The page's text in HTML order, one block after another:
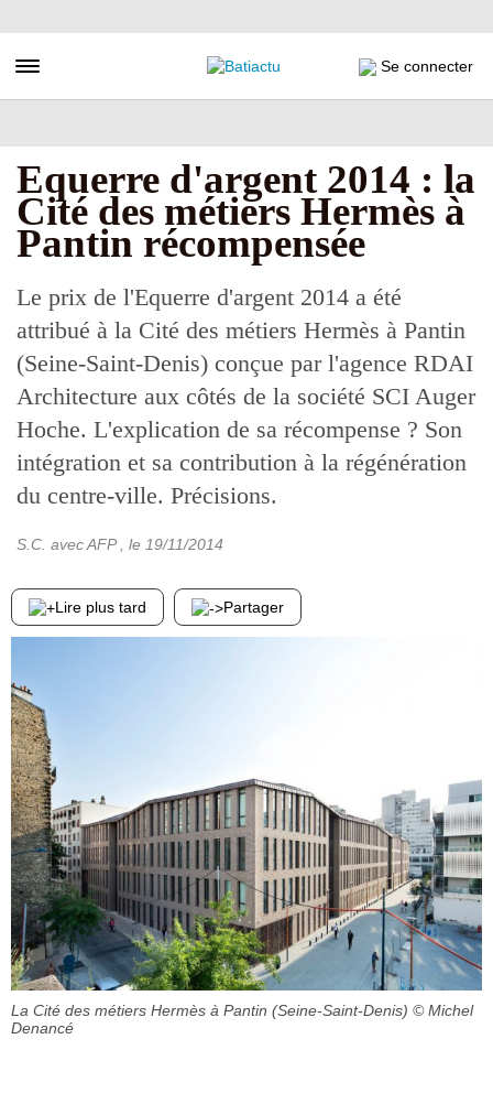
au
principal
Toggle navigation Se connecter
Equerre d'argent 2014 : la
Cité des métiers Hermès à
Pantin récompensée
Le prix de l'Equerre d'argent 2014 a été
attribué à la Cité des métiers Hermès à Pantin
(Seine-Saint-Denis) conçue par l'agence RDAI
Architecture aux côtés de la société SCI Auger
Hoche. L'explication de sa récompense ? Son
intégration et sa contribution à la régénération
du centre-ville. Précisions.
S.C. avec AFP , le 19/11/2014
Lire plus tard Partager
La Cité des métiers Hermès à Pantin (Seine-Saint-Denis) © Michel
Denancé